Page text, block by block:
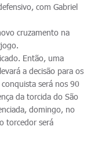
com Gabriel
cruzamento na
Então, uma
a decisão para os
será nos 90
da torcida do São
domingo, no
torcedor será